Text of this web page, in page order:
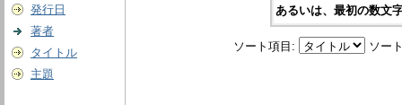
発行日
著者
タイトル
主題
あるいは、最初の数文
ソート項目: ソー